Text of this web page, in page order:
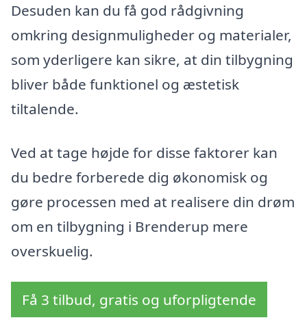
Desuden kan du få god rådgivning
omkring designmuligheder og materialer,
som yderligere kan sikre, at din tilbygning
bliver både funktionel og æstetisk
tiltalende.
Ved at tage højde for disse faktorer kan
du bedre forberede dig økonomisk og
gøre processen med at realisere din drøm
om en tilbygning i Brenderup mere
overskuelig.
Få 3 tilbud, gratis og uforpligtende